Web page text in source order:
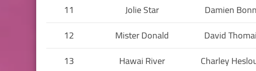
11
Jolie Star Damien
12
Mister Donald David
13
Hawai River Charley